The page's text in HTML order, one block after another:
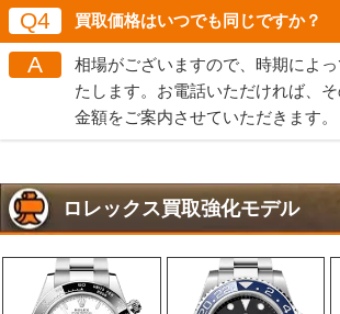
Q4 買取価格はいつでも同じですか？
A
相場がございますので、時期によ
たします。お電話いただければ、
金額をご案内させていただきます。
ロレックス買取強化モデル